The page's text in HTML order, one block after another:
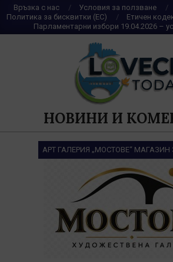
Skip
to
content
Връзка с нас Условия за ползване
Политика за бисквитки (ЕС)
Етичен
Парламентарни избори 19.04.2026 –
НОВИНИ И
АРТ ГАЛЕРИЯ „МОСТОВЕ“ МАГАЗИН